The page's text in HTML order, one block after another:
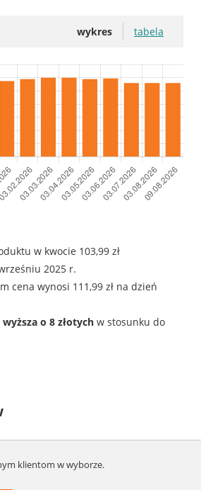
wykres tabela
w kwocie 103,99 zł
2025 r.
cena wynosi 111,99 zł na dzień
wyższa o 8 złotych w stosunku do
klientom w wyborze.